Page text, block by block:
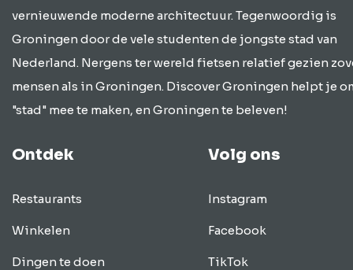
vernieuwende moderne architectuur. Tegenwoordig is
Groningen door de vele studenten de jongste stad van
Nederland. Nergens ter wereld fietsen relatief gezien
mensen als in Groningen. Discover Groningen helpt je
"stad" mee te maken, en Groningen te beleven!
Ontdek
Restaurants
Winkelen
Dingen te doen
Volg ons
Instagram
Facebook
TikTok